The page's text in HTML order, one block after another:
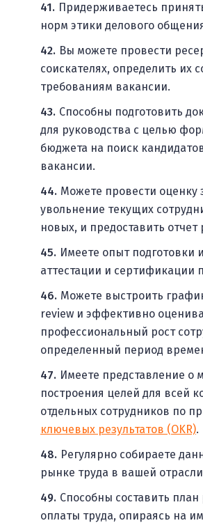
Придерживаетесь
норм этики делового
Вы можете провести
соискателях, определить их
требованиям вакансии.
Способны подготовить
для руководства с целью
бюджета на поиск
вакансии.
Можете провести оценку
увольнение текущих
новых, и предоставить отчет
Имеете опыт подготовки
аттестации и сертификации
Можете выстроить
review и эффективно
профессиональный рост
определенный период
Имеете представление о
построения целей для всей
отдельных сотрудников по
ключевых результатов (OKR).
Регулярно собираете
рынке труда в вашей
Способны составить план
оплаты труда, опираясь на